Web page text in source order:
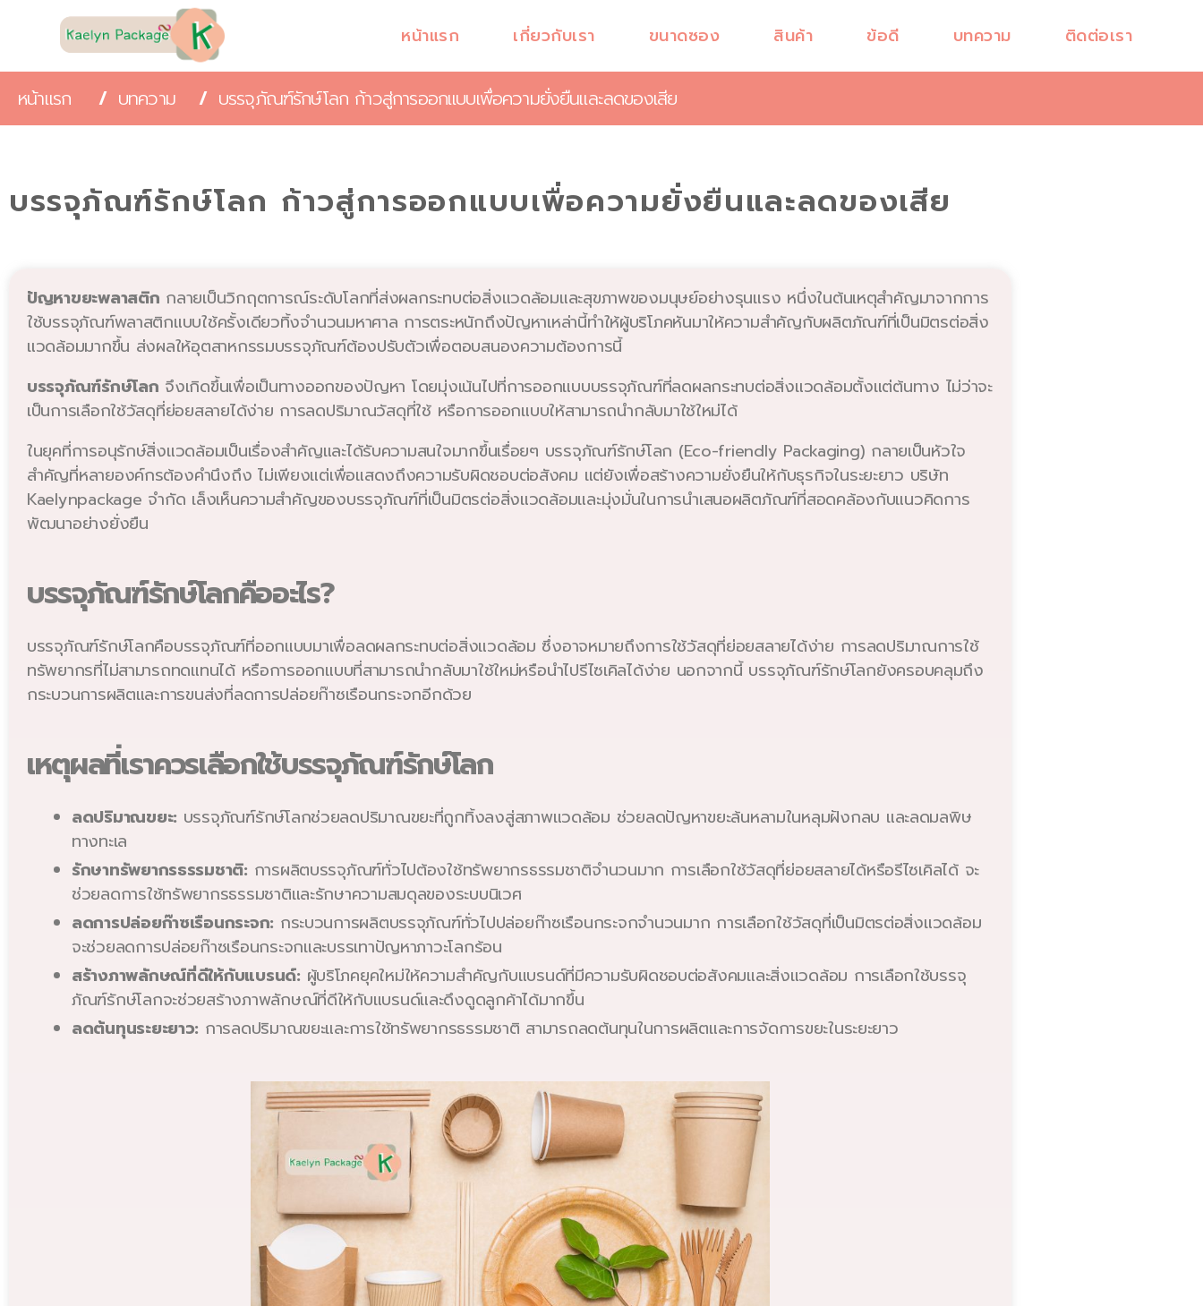
หน้าแรก เกี่ยวกับเรา ขนาดซอง สินค้า ข้อดี บทความ ติดต่อเรา
หน้าแรก / บทความ / บรรจุภัณฑ์รักษ์โลก ก้าวสู่การออกแบบเพื่อความยั่งยืนและลดของเสีย
บรรจุภัณฑ์รักษ์โลก ก้าวสู่การออกแบบเพื่อความยั่งยืนและลดของเสีย
ปัญหาขยะพลาสติก กลายเป็นวิกฤตการณ์ระดับโลกที่ส่งผลกระทบต่อสิ่งแวดล้อมและสุขภาพของมนุษย์อย่างรุนแรง หนึ่งในต้นเหตุสำคัญมาจากการ
ใช้บรรจุภัณฑ์พลาสติกแบบใช้ครั้งเดียวทิ้งจำนวนมหาศาล การตระหนักถึงปัญหาเหล่านี้ทำให้ผู้บริโภคหันมาให้ความสำคัญกับผลิตภัณฑ์ที่เป็นมิตรต่อสิ่ง
แวดล้อมมากขึ้น ส่งผลให้อุตสาหกรรมบรรจุภัณฑ์ต้องปรับตัวเพื่อตอบสนองความต้องการนี้
บรรจุภัณฑ์รักษ์โลก จึงเกิดขึ้นเพื่อเป็นทางออกของปัญหา โดยมุ่งเน้นไปที่การออกแบบบรรจุภัณฑ์ที่ลดผลกระทบต่อสิ่งแวดล้อมตั้งแต่ต้นทาง ไม่ว่าจะ
เป็นการเลือกใช้วัสดุที่ย่อยสลายได้ง่าย การลดปริมาณวัสดุที่ใช้ หรือการออกแบบให้สามารถนำกลับมาใช้ใหม่ได้
ในยุคที่การอนุรักษ์สิ่งแวดล้อมเป็นเรื่องสำคัญและได้รับความสนใจมากขึ้นเรื่อยๆ บรรจุภัณฑ์รักษ์โลก (Eco-friendly Packaging) กลายเป็นหัวใจ
สำคัญที่หลายองค์กรต้องคำนึงถึง ไม่เพียงแต่เพื่อแสดงถึงความรับผิดชอบต่อสังคม แต่ยังเพื่อสร้างความยั่งยืนให้กับธุรกิจในระยะยาว บริษัท
Kaelynpackage จำกัด เล็งเห็นความสำคัญของบรรจุภัณฑ์ที่เป็นมิตรต่อสิ่งแวดล้อมและมุ่งมั่นในการนำเสนอผลิตภัณฑ์ที่สอดคล้องกับแนวคิดการ
พัฒนาอย่างยั่งยืน
บรรจุภัณฑ์รักษ์โลกคืออะไร?
บรรจุภัณฑ์รักษ์โลกคือบรรจุภัณฑ์ที่ออกแบบมาเพื่อลดผลกระทบต่อสิ่งแวดล้อม ซึ่งอาจหมายถึงการใช้วัสดุที่ย่อยสลายได้ง่าย การลดปริมาณการใช้
ทรัพยากรที่ไม่สามารถทดแทนได้ หรือการออกแบบที่สามารถนำกลับมาใช้ใหม่หรือนำไปรีไซเคิลได้ง่าย นอกจากนี้ บรรจุภัณฑ์รักษ์โลกยังครอบคลุมถึง
กระบวนการผลิตและการขนส่งที่ลดการปล่อยก๊าซเรือนกระจกอีกด้วย
เหตุผลที่เราควรเลือกใช้บรรจุภัณฑ์รักษ์โลก
ลดปริมาณขยะ: บรรจุภัณฑ์รักษ์โลกช่วยลดปริมาณขยะที่ถูกทิ้งลงสู่สภาพแวดล้อม ช่วยลดปัญหาขยะล้นหลามในหลุมฝังกลบ และลดมลพิษ
ทางทะเล
รักษาทรัพยากรธรรมชาติ: การผลิตบรรจุภัณฑ์ทั่วไปต้องใช้ทรัพยากรธรรมชาติจำนวนมาก การเลือกใช้วัสดุที่ย่อยสลายได้หรือรีไซเคิลได้ จะ
ช่วยลดการใช้ทรัพยากรธรรมชาติและรักษาความสมดุลของระบบนิเวศ
ลดการปล่อยก๊าซเรือนกระจก: กระบวนการผลิตบรรจุภัณฑ์ทั่วไปปล่อยก๊าซเรือนกระจกจำนวนมาก การเลือกใช้วัสดุที่เป็นมิตรต่อสิ่งแวดล้อม
จะช่วยลดการปล่อยก๊าซเรือนกระจกและบรรเทาปัญหาภาวะโลกร้อน
สร้างภาพลักษณ์ที่ดีให้กับแบรนด์: ผู้บริโภคยุคใหม่ให้ความสำคัญกับแบรนด์ที่มีความรับผิดชอบต่อสังคมและสิ่งแวดล้อม การเลือกใช้บรรจุ
ภัณฑ์รักษ์โลกจะช่วยสร้างภาพลักษณ์ที่ดีให้กับแบรนด์และดึงดูดลูกค้าได้มากขึ้น
ลดต้นทุนระยะยาว: การลดปริมาณขยะและการใช้ทรัพยากรธรรมชาติ สามารถลดต้นทุนในการผลิตและการจัดการขยะในระยะยาว